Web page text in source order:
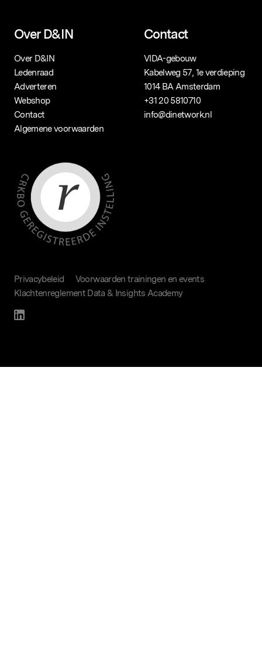
Over D&IN
Over D&IN
Ledenraad
Adverteren
Webshop
Contact
Algemene voorwaarden
Contact
VIDA-gebouw
Kabelweg 57, 1e verdieping
1014 BA Amsterdam
+31 20 5810710
info@dinetwork.nl
Privacybeleid
Voorwaarden trainingen en events
Klachtenreglement Data & Insights Academy